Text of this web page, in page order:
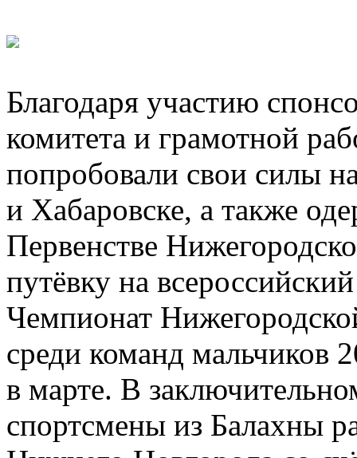
Благодаря участию
комитета и грамотной
попробовали свои силы
и Хабаровске, а также
Первенстве
путёвку на
Чемпионат
среди команд мальчиков
в марте. В
спортсмены из Балахны